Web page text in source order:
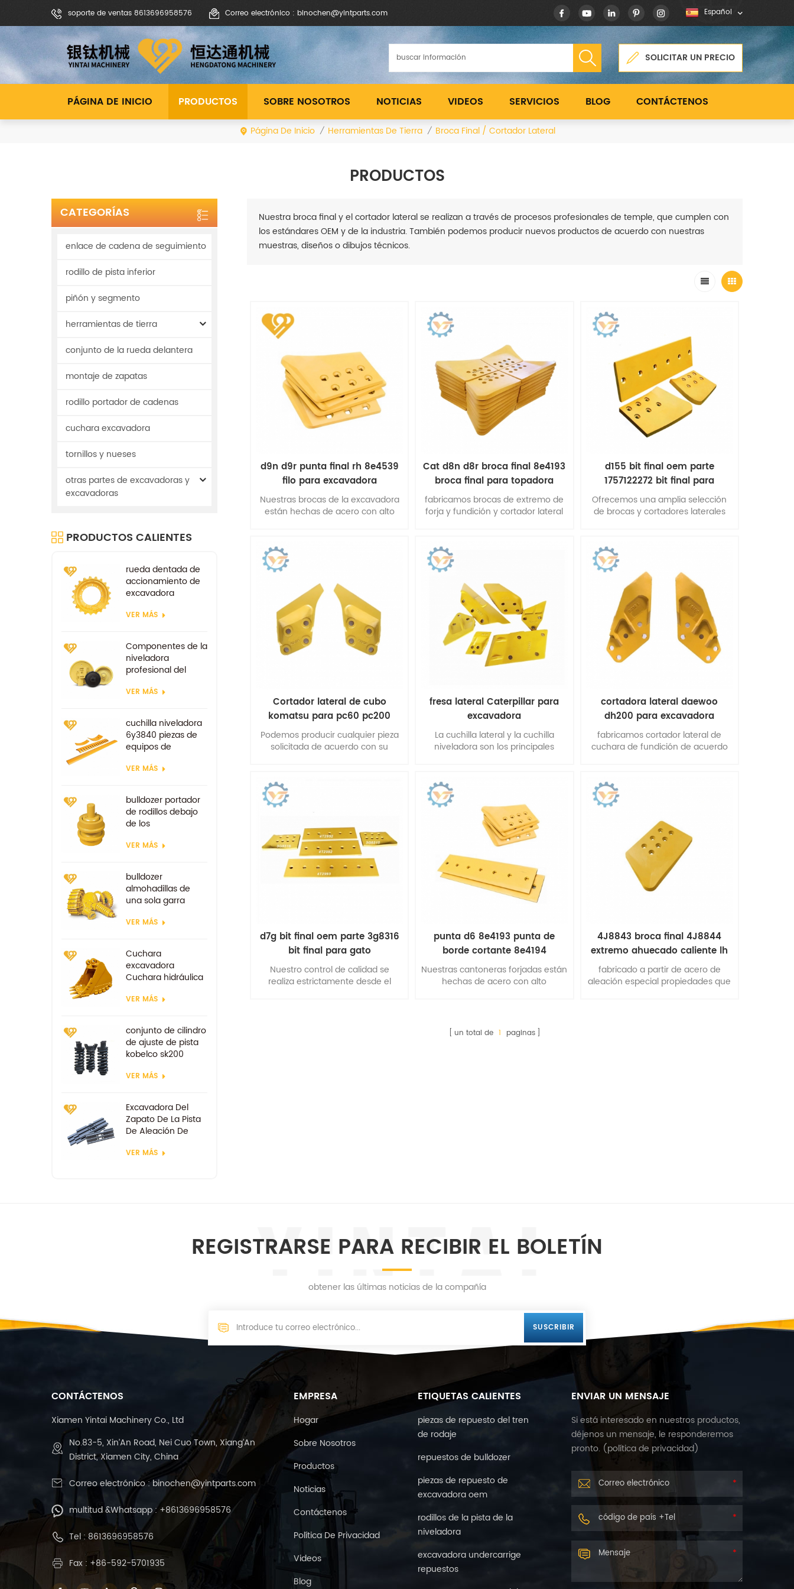
soporte de ventas 8613696958576 Correo electrónico : binochen@yintparts.com Español
SOLICITAR UN PRECIO
PÁGINA DE INICIO PRODUCTOS SOBRE NOSOTROS NOTICIAS VIDEOS SERVICIOS BLOG CONTÁCTENOS
Página De Inicio / Herramientas De Tierra / Broca Final / Cortador Lateral
PRODUCTOS
CATEGORÍAS
enlace de cadena de seguimiento
rodillo de pista inferior
piñón y segmento
herramientas de tierra
conjunto de la rueda delantera
montaje de zapatas
rodillo portador de cadenas
cuchara excavadora
tornillos y nueses
otras partes de excavadoras y
excavadoras
PRODUCTOS CALIENTES
rueda dentada de
accionamiento de
excavadora
de rodaje kobelco
VER MÁS
Componentes de la
niveladora
profesional del
d85
VER MÁS
cuchilla niveladora
6y3840 piezas de
equipos de
de desgaste de
VER MÁS
bulldozer portador
de rodillos debajo
de los
VER MÁS
bulldozer
almohadillas de
una sola garra
excavadora
VER MÁS
Cuchara
excavadora
Cuchara hidráulica
Cucharas
VER MÁS
conjunto de cilindro
de ajuste de pista
kobelco sk200
VER MÁS
Excavadora Del
Zapato De La Pista
De Aleación De
Zapatas
VER MÁS
Nuestra broca final y el cortador lateral se realizan a través de procesos profesionales de temple, que cumplen con
los estándares OEM y de la industria. También podemos producir nuevos productos de acuerdo con nuestras
muestras, diseños o dibujos técnicos.
d9n d9r punta final rh 8e4539
filo para excavadora
Nuestras brocas de la excavadora
están hechas de acero con alto
endurecidas. Mejorar la vida útil.
Cat d8n d8r broca final 8e4193
broca final para topadora
fabricamos brocas de extremo de
forja y fundición y cortador lateral
d155 bit final oem parte
1757122272 bit final para
topadora
Ofrecemos una amplia selección
de brocas y cortadores laterales
Cortador lateral de cubo
komatsu para pc60 pc200
Podemos producir cualquier pieza
solicitada de acuerdo con su
fresa lateral Caterpillar para
excavadora
La cuchilla lateral y la cuchilla
niveladora son los principales
cortadora lateral daewoo
dh200 para excavadora
fabricamos cortador lateral de
cuchara de fundición de acuerdo
d7g bit final oem parte 3g8316
bit final para gato
Nuestro control de calidad se
realiza estrictamente desde el
punta d6 8e4193 punta de
borde cortante 8e4194
Nuestras cantoneras forjadas están
hechas de acero con alto
útil
4J8843 broca final 4J8844
extremo ahuecado caliente lh
fabricado a partir de acero de
aleación especial propiedades que
un total de 1 paginas
REGISTRARSE PARA RECIBIR EL BOLETÍN
obtener las últimas noticias de la compañía
CONTÁCTENOS
Xiamen Yintai Machinery Co., Ltd
No.83-5, Xin’An Road, Nei Cuo Town, Xiang’An
District, Xiamen City, China
Correo electrónico :binochen@yintparts.com
multitud &Whatsapp :+8613696958576
Tel :8613696958576
Fax : +86-592-5701935
EMPRESA
Hogar
Sobre Nosotros
Productos
Noticias
Contáctenos
Política De Privacidad
Videos
Blog
ETIQUETAS CALIENTES
piezas de repuesto del tren
de rodaje
repuestos de bulldozer
piezas de repuesto de
excavadora oem
rodillos de la pista de la
niveladora
excavadora undercarrige
repuestos
ENVIAR UN MENSAJE
Si está interesado en nuestros productos,
déjenos un mensaje, le responderemos
pronto. (política de privacidad)